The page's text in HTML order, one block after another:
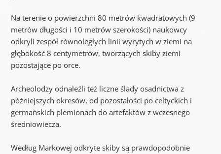
Na terenie o powierzchni 80 metrów kwadratowych (9
metrów długości i 10 metrów szerokości) naukowcy
odkryli zespół równoległych linii wyrytych w ziemi na
głębokość 8 centymetrów, tworzących skiby ziemi
pozostające po orce.
Archeolodzy odnaleźli też liczne ślady osadnictwa z
późniejszych okresów, od pozostałości po celtyckich i
germańskich plemionach do artefaktów z wczesnego
średniowiecza.
Według Markowej odkryte skiby są prawdopodobnie